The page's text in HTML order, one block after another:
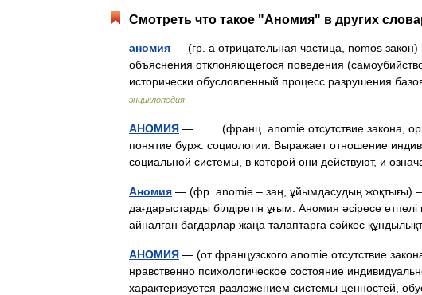
Смотреть что такое "Аномия" в других
аномия — (гр. а отрицательная частица, nomos
объяснения отклоняющегося поведения
исторически обусловленный процесс разрушения
энциклопедия
АНОМИЯ — (франц. anomie отсутствие закона,
понятие бурж. социологии. Выражает отношение
социальной системы, в которой они действуют, и
Аномия — (фр. аnomie – заң, ұйымдасудың жоқтығы) –
дағдарыстарды білдіретін ұғым. Аномия әсіресе
айналған бағдарлар жаңа талаптарға сәйкес
АНОМИЯ — (от французского anomie отсутствие
нравственно психологическое состояние
характеризуется разложением системы ценностей,